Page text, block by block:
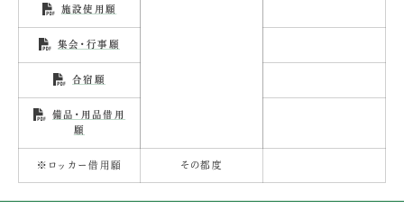
施設使用願
集会・行事願
合宿願
備品・用品借用
願
※ロッカー借用願 その都度